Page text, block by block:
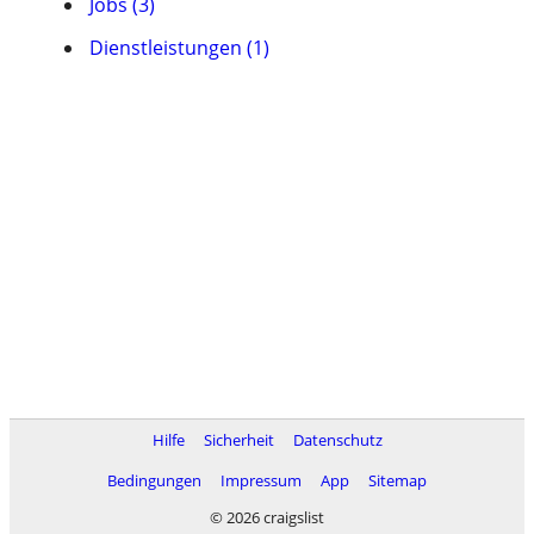
Dienstleistungen (1)
Hilfe Sicherheit
Datenschutz
Bedingungen
Impressum App
Sitemap
© 2026 craigslist